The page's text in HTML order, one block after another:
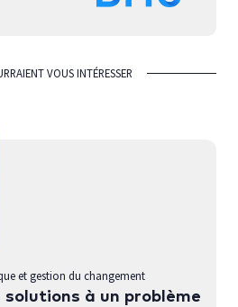
VOUS INTÉRESSER
et gestion du changement
solutions à un problème